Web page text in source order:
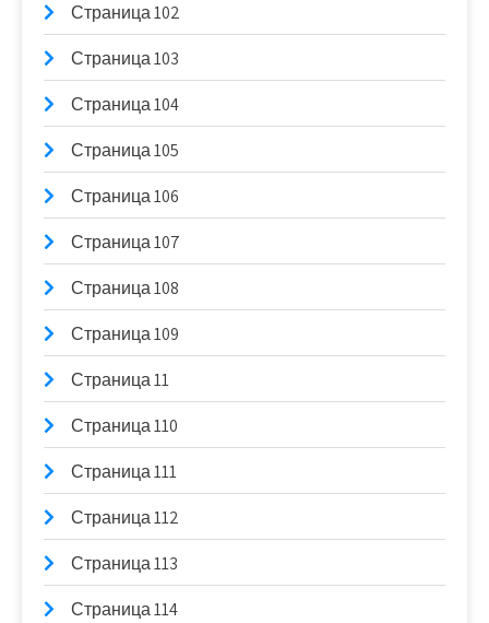
Страница 102
Страница 103
Страница 104
Страница 105
Страница 106
Страница 107
Страница 108
Страница 109
Страница 11
Страница 110
Страница 111
Страница 112
Страница 113
Страница 114